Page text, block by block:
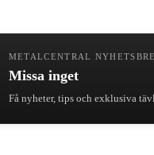
METALCENTRAL
Missa inget
Få nyheter, tips och exklusiva